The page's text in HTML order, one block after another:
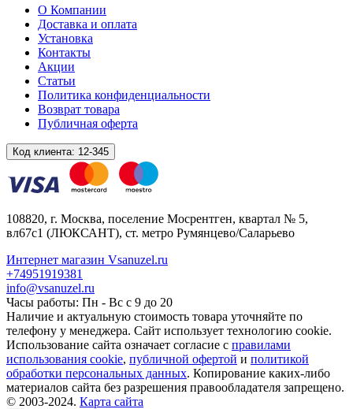
О Компании
Доставка и оплата
Установка
Контакты
Акции
Статьи
Политика конфиденциальности
Возврат товара
Публичная оферта
Код клиента: 12-345
108820, г. Москва, поселение Мосрентген, квартал № 5,
вл67с1 (ЛЮКСАНТ), ст. метро Румянцево/Саларьево
Интернет магазин Vsanuzel.ru
+74951919381
info@vsanuzel.ru
Часы работы: Пн - Вс с 9 до 20
Наличие и актуальную стоимость товара уточняйте по
телефону у менеджера. Сайт использует технологию cookie.
Использование сайта означает согласие с правилами
использования cookie, публичной офертой и политикой
обработки персональных данных. Копирование каких-либо
материалов сайта без разрешения правообладателя запрещено.
© 2003-2024. Карта сайта